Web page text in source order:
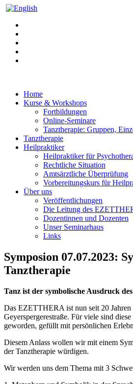
Home
Kurse & Workshops
Fortbildungen
Online-Seminare
Tanztherapie: Gruppen,
Tanztherapie
Heilpraktiker
Heilpraktiker für
Rechtliche Situation
Amtsärztliche Überprüfung
Vorbereitungskurs für
Über uns
Veröffentlichungen
Die Leitung des
Dozentinnen und Dozenten
Unser Seminarhaus
Links
Symposion 07.07.2023:
Tanztherapie
Tanz ist der symbolische Ausdruck
Das EZETTHERA ist nun seit 20
Geyerspergerestraße. Für viele sind
geworden, gefüllt mit persönlichen
Diesem Anlass wollen wir mit einem
der Tanztherapie würdigen.
Wir werden uns dem Thema mit 3